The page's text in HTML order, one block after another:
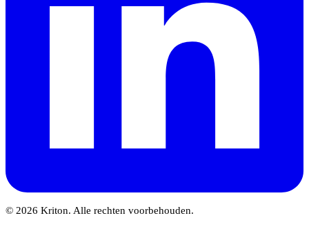
© 2026 Kriton. Alle rechten voorbehouden.